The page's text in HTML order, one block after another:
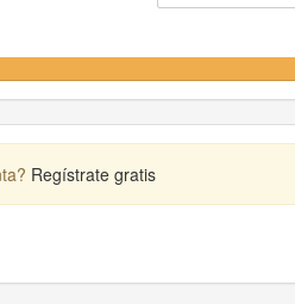
Regístrate gratis